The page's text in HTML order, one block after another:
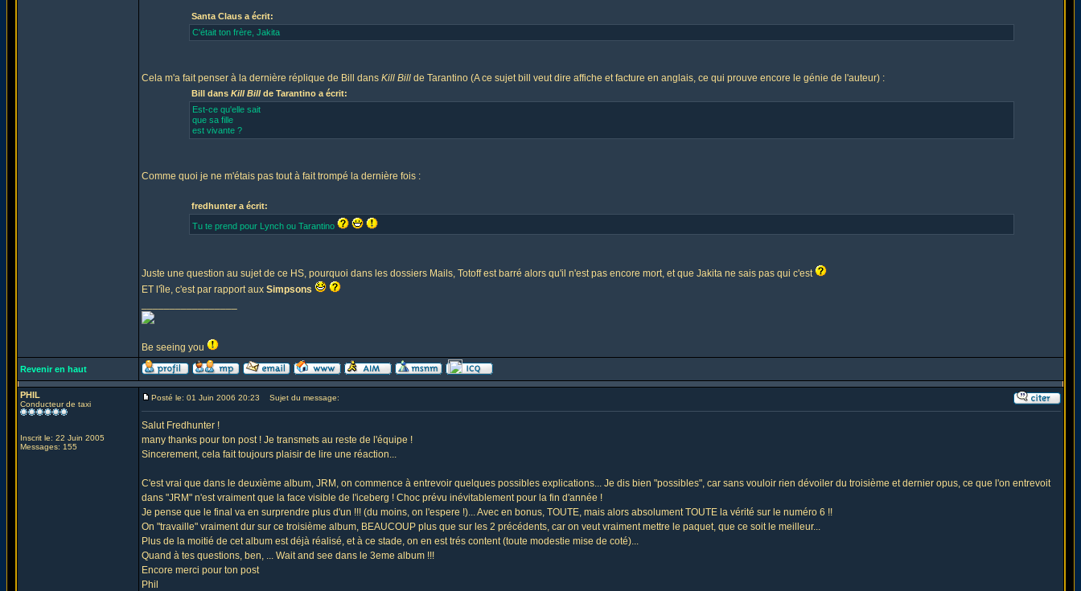
Santa Claus a écrit:
C'était ton frère, Jakita
Cela m'a fait penser à la dernière réplique de Bill dans Kill Bill de Tarantino (A ce sujet bill veut dire affiche et facture en anglais, ce qui prouve encore le génie de l'auteur) :
Bill dans Kill Billde Tarantino a écrit:
Est-ce qu'elle sait
que sa fille
est vivante ?
Comme quoi je ne m'étais pas tout à fait trompé la dernière fois :
fredhunter a écrit:
Tu te prend pour Lynch ou Tarantino
Juste une question au sujet de ce HS, pourquoi dans les dossiers Mails, Totoff est barré alors qu'il n'est pas encore mort, et que Jakita ne sais pas qui c'est
ET l'île, c'est par rapport aux Simpsons
Be seeing you
Revenir en haut
PHIL
Conducteur de taxi
Inscrit le: 22 Juin 2005
Messages: 155
Posté le: 01 Juin 2006 20:23 Sujet du message:
Salut Fredhunter !
many thanks pour ton post ! Je transmets au reste de l'équipe !
Sincerement, cela fait toujours plaisir de lire une réaction...
C'est vrai que dans le deuxième album, JRM, on commence à entrevoir quelques possibles explications... Je dis bien "possibles", car sans vouloir rien dévoiler du troisième et dernier opus, ce que l'on entrevoit
dans "JRM" n'est vraiment que la face visible de l'iceberg ! Choc prévu inévitablement pour la fin d'année !
Je pense que le final va en surprendre plus d'un !!! (du moins, on l'espere !)... Avec en bonus, TOUTE, mais alors absolument TOUTE la vérité sur le numéro 6 !!
On "travaille" vraiment dur sur ce troisième album, BEAUCOUP plus que sur les 2 précédents, car on veut vraiment mettre le paquet, que ce soit le meilleur...
Plus de la moitié de cet album est déjà réalisé, et à ce stade, on en est trés content (toute modestie mise de coté)...
Quand à tes questions, ben, ... Wait and see dans le 3eme album !!!
Encore merci pour ton post
Phil